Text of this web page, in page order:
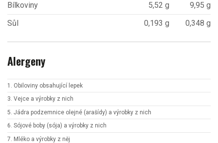
Bílkoviny 5,52 g
9,95 g
Sůl
0,193 g 0,348 g
Alergeny
1. Obiloviny obsahující lepek
3. Vejce a výrobky z nich
5. Jádra podzemnice olejné (arašídy) a výrobky z nich
6. Sójové boby (sója) a výrobky z nich
7. Mléko a výrobky z něj